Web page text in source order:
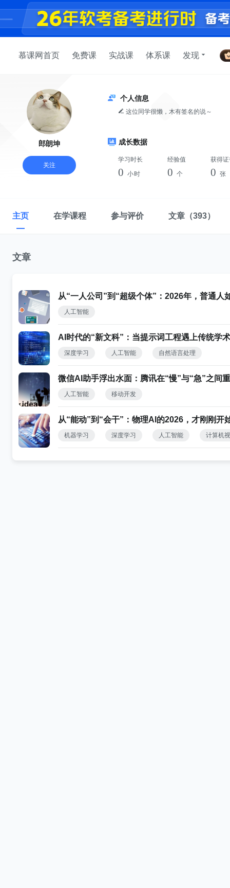
慕课网首页 免费课 实战课 体系课 发现
郎朗坤
关注
个人信息
这位同学很懒，木有签名的说～
成长数据
学习时长
0 小时
经验值
0 个
获得
0 张
主页 在学课程 参与评价 文章 （393）
文章
从“一人公司”到“超级个体”：2026年，普通
人工智能
AI时代的“新文科”：当提示词工程遇上传统学
深度学习 人工智能 自然语言处理
微信AI助手浮出水面：腾讯在“慢”与“急”之间
人工智能 移动开发
从“能动”到“会干”：物理AI的2026，才刚刚开
机器学习 深度学习 人工智能 计算机